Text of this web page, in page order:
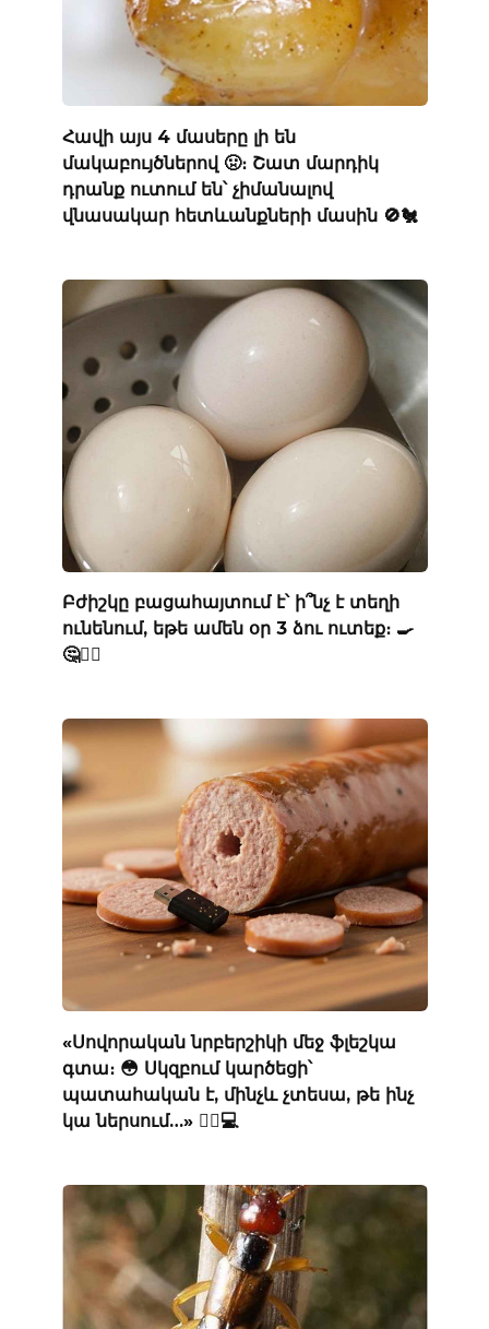
Հավի այս 4 մասերը լի են
մակաբույծներով 🤢։ Շատ մարդիկ
դրանք ուտում են՝ չիմանալով
վնասակար հետևանքների մասին 🚫🐔
Բժիշկը բացահայտում է՝ ի՞նչ է տեղի
ունենում, եթե ամեն օր 3 ձու ուտեք։ 🍳
🤔👨‍⚕️
«Սովորական նրբերշիկի մեջ ֆլեշկա
գտա։ 😳 Սկզբում կարծեցի՝
պատահական է, մինչև չտեսա, թե ինչ
կա ներսում…» 🕵️‍♂️💻